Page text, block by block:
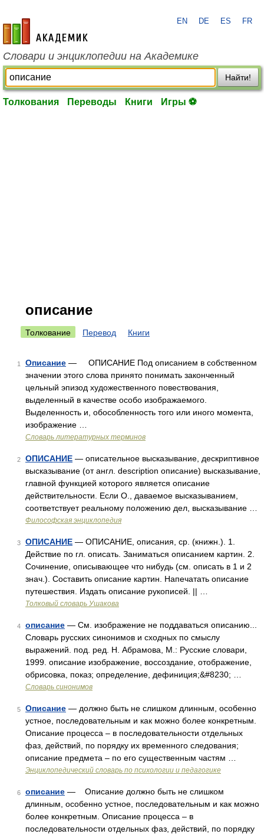
academic.ru
EN DE ES FR
Словари и энциклопедии на Академике
Найти!
Толкования Переводы Книги Игры ⚽
описание
Толкование Перевод Книги
1 Описание — ОПИСАНИЕ Под описанием в собственном
значении этого слова принято понимать законченный
цельный эпизод художественного повествования,
выделенный в качестве особо изображаемого.
Выделенность и, обособленность того или иного момента,
изображение …
Словарь литературных терминов
2 ОПИСАНИЕ — описательное высказывание, дескриптивное
высказывание (от англ. description описание) высказывание,
главной функцией которого является описание
действительности. Если О., даваемое высказыванием,
соответствует реальному положению дел, высказывание …
Философская энциклопедия
3 ОПИСАНИЕ — ОПИСАНИЕ, описания, ср. (книжн.). 1.
Действие по гл. описать. Заниматься описанием картин. 2.
Сочинение, описывающее что нибудь (см. описать в 1 и 2
знач.). Составить описание картин. Напечатать описание
путешествия. Издать описание рукописей. || …
Толковый словарь Ушакова
4 описание — См. изображение не поддаваться описанию...
Словарь русских синонимов и сходных по смыслу
выражений. под. ред. Н. Абрамова, М.: Русские словари,
1999. описание изображение, воссоздание, отображение,
обрисовка, показ; определение, дефиниция;&#8230; …
Словарь синонимов
5 Описание — должно быть не слишком длинным, особенно
устное, последовательным и как можно более конкретным.
Описание процесса – в последовательности отдельных
фаз, действий, по порядку их временного следования;
описание предмета – по его существенным частям …
Энциклопедический словарь по психологии и педагогике
6 описание — Описание должно быть не слишком
длинным, особенно устное, последовательным и как можно
более конкретным. Описание процесса – в
последовательности отдельных фаз, действий, по порядку